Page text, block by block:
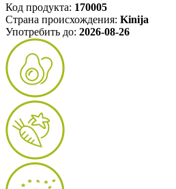
Код продукта: 170005
Страна происхождения: Kinija
Употребить до: 2026-08-26